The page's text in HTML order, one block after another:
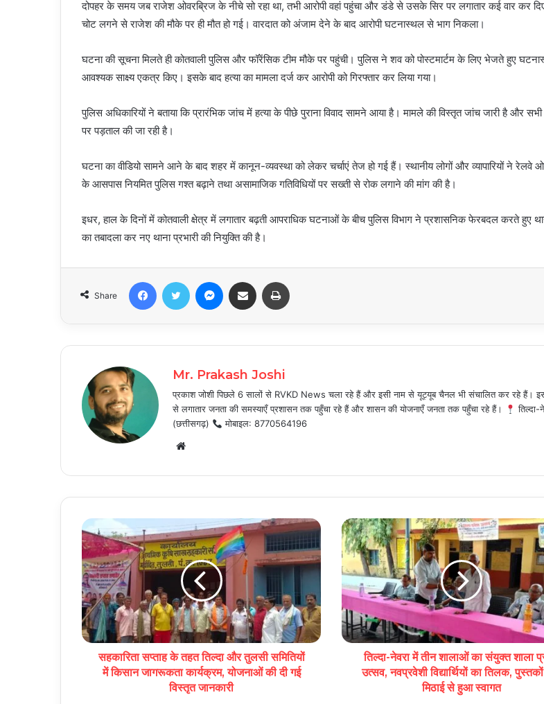
दोपहर के समय जब राजेश ओवरब्रिज के नीचे सो रहा था, तभी आरोपी वहां पहुंचा और डंडे से उसके सिर पर लगातार कई वार कर
चोट लगने से राजेश की मौके पर ही मौत हो गई। वारदात को अंजाम देने के बाद आरोपी घटनास्थल से भाग निकला।
घटना की सूचना मिलते ही कोतवाली पुलिस और फॉरेंसिक टीम मौके पर पहुंची। पुलिस ने शव को पोस्टमार्टम के लिए भेजते हुए
आवश्यक साक्ष्य एकत्र किए। इसके बाद हत्या का मामला दर्ज कर आरोपी को गिरफ्तार कर लिया गया।
पुलिस अधिकारियों ने बताया कि प्रारंभिक जांच में हत्या के पीछे पुराना विवाद सामने आया है। मामले की विस्तृत जांच जारी है और
पर पड़ताल की जा रही है।
घटना का वीडियो सामने आने के बाद शहर में कानून-व्यवस्था को लेकर चर्चाएं तेज हो गई हैं। स्थानीय लोगों और व्यापारियों ने रेलवे
के आसपास नियमित पुलिस गश्त बढ़ाने तथा असामाजिक गतिविधियों पर सख्ती से रोक लगाने की मांग की है।
इधर, हाल के दिनों में कोतवाली क्षेत्र में लगातार बढ़ती आपराधिक घटनाओं के बीच पुलिस विभाग ने प्रशासनिक फेरबदल करते हुए
का तबादला कर नए थाना प्रभारी की नियुक्ति की है।
Share
FacebookTwitter Messenger
Share via Email
Mr. Prakash Joshi
प्रकाश जोशी पिछले 6 सालों से RVKD News चला रहे हैं और इसी नाम से यूट्यूब चैनल भी संचालित कर रहे हैं।
से लगातार जनता की समस्याएँ प्रशासन तक पहुँचा रहे हैं और शासन की योजनाएँ जनता तक पहुँचा रहे हैं।
तिल्दा-
(छत्तीसगढ़)
मोबाइल: 8770564196
Website
सहकारिता सप्ताह के तहत तिल्दा और तुलसी समितियों
में किसान जागरूकता कार्यक्रम, योजनाओं की दी गई
विस्तृत जानकारी
तिल्दा-नेवरा में तीन शालाओं का संयुक्त शाला
उत्सव, नवप्रवेशी विद्यार्थियों का तिलक,
मिठाई से हुआ स्वागत